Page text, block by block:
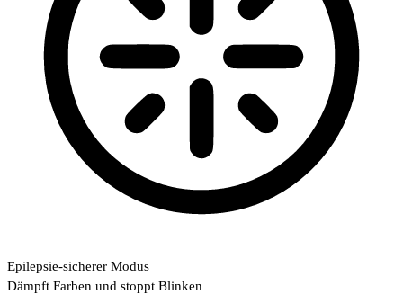
Epilepsie-sicherer Modus
Dämpft Farben und stoppt Blinken